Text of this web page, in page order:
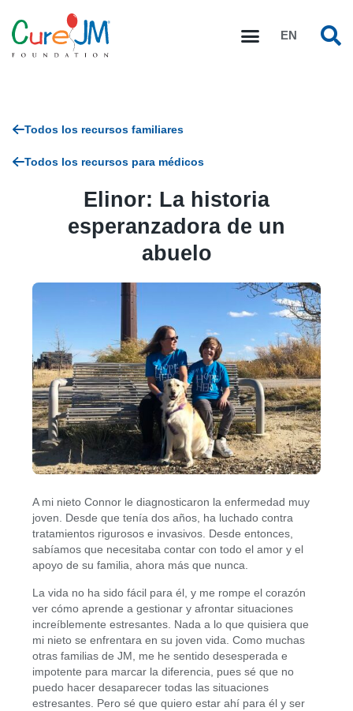
EN
Todos los recursos familiares
Todos los recursos para médicos
Elinor: La historia
esperanzadora de un
abuelo
A mi nieto Connor le diagnosticaron la enfermedad muy
joven. Desde que tenía dos años, ha luchado contra
tratamientos rigurosos e invasivos. Desde entonces,
sabíamos que necesitaba contar con todo el amor y el
apoyo de su familia, ahora más que nunca.
La vida no ha sido fácil para él, y me rompe el corazón
ver cómo aprende a gestionar y afrontar situaciones
increíblemente estresantes. Nada a lo que quisiera que
mi nieto se enfrentara en su joven vida. Como muchas
otras familias de JM, me he sentido desesperada e
impotente para marcar la diferencia, pues sé que no
puedo hacer desaparecer todas las situaciones
estresantes. Pero sé que quiero estar ahí para él y ser